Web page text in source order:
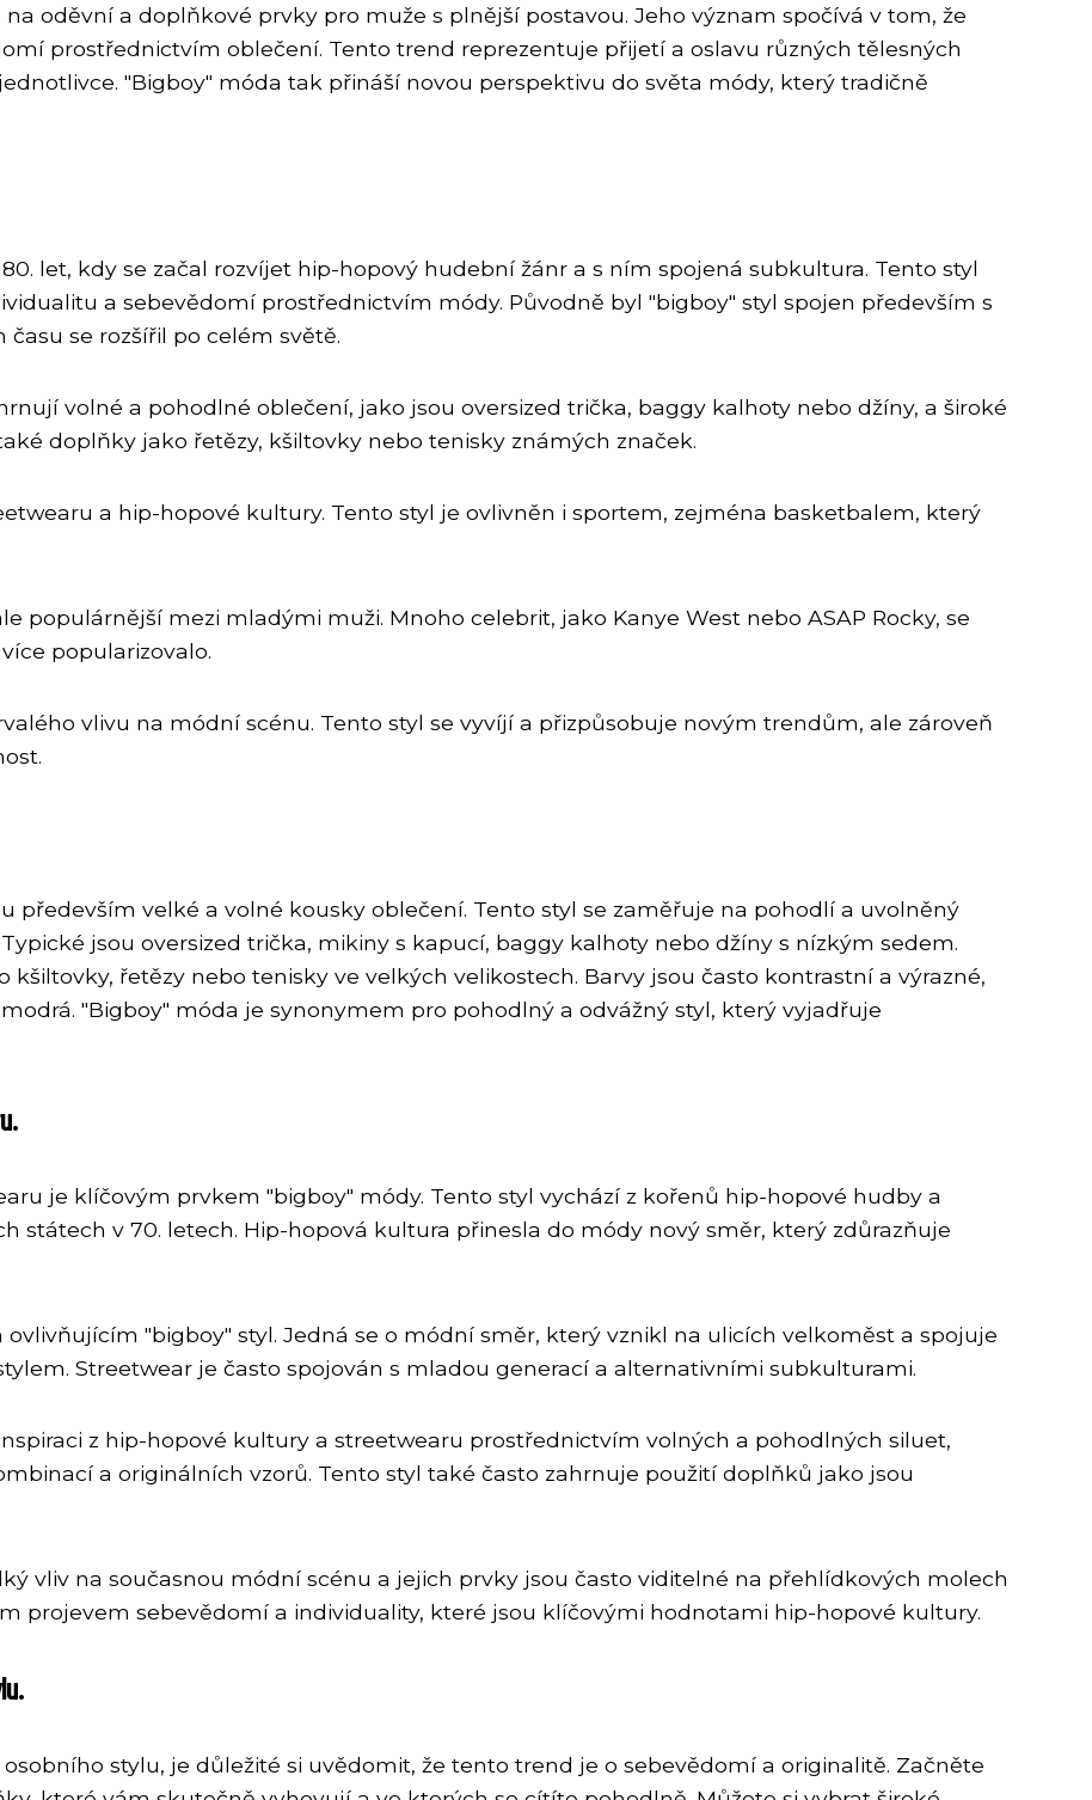
oděvní a doplňkové prvky pro muže s plnější postavou. Jeho význam spočívá v tom, že
prostřednictvím oblečení. Tento trend reprezentuje přijetí a oslavu různých tělesných
"Bigboy" móda tak přináší novou perspektivu do světa módy, který tradičně
let, kdy se začal rozvíjet hip-hopový hudební žánr a s ním spojená subkultura. Tento styl
a sebevědomí prostřednictvím módy. Původně byl "bigboy" styl spojen především s
se rozšířil po celém světě.
volné a pohodlné oblečení, jako jsou oversized trička, baggy kalhoty nebo džíny, a široké
doplňky jako řetězy, kšiltovky nebo tenisky známých značek.
a hip-hopové kultury. Tento styl je ovlivněn i sportem, zejména basketbalem, který
populárnější mezi mladými muži. Mnoho celebrit, jako Kanye West nebo ASAP Rocky, se
popularizovalo.
vlivu na módní scénu. Tento styl se vyvíjí a přizpůsobuje novým trendům, ale zároveň
především velké a volné kousky oblečení. Tento styl se zaměřuje na pohodlí a uvolněný
jsou oversized trička, mikiny s kapucí, baggy kalhoty nebo džíny s nízkým sedem.
řetězy nebo tenisky ve velkých velikostech. Barvy jsou často kontrastní a výrazné,
"Bigboy" móda je synonymem pro pohodlný a odvážný styl, který vyjadřuje
je klíčovým prvkem "bigboy" módy. Tento styl vychází z kořenů hip-hopové hudby a
státech v 70. letech. Hip-hopová kultura přinesla do módy nový směr, který zdůrazňuje
"bigboy" styl. Jedná se o módní směr, který vznikl na ulicích velkoměst a spojuje
Streetwear je často spojován s mladou generací a alternativními subkulturami.
z hip-hopové kultury a streetwearu prostřednictvím volných a pohodlných siluet,
a originálních vzorů. Tento styl také často zahrnuje použití doplňků jako jsou
vliv na současnou módní scénu a jejich prvky jsou často viditelné na přehlídkových molech
projevem sebevědomí a individuality, které jsou klíčovými hodnotami hip-hopové kultury.
stylu, je důležité si uvědomit, že tento trend je o sebevědomí a originalitě. Začněte